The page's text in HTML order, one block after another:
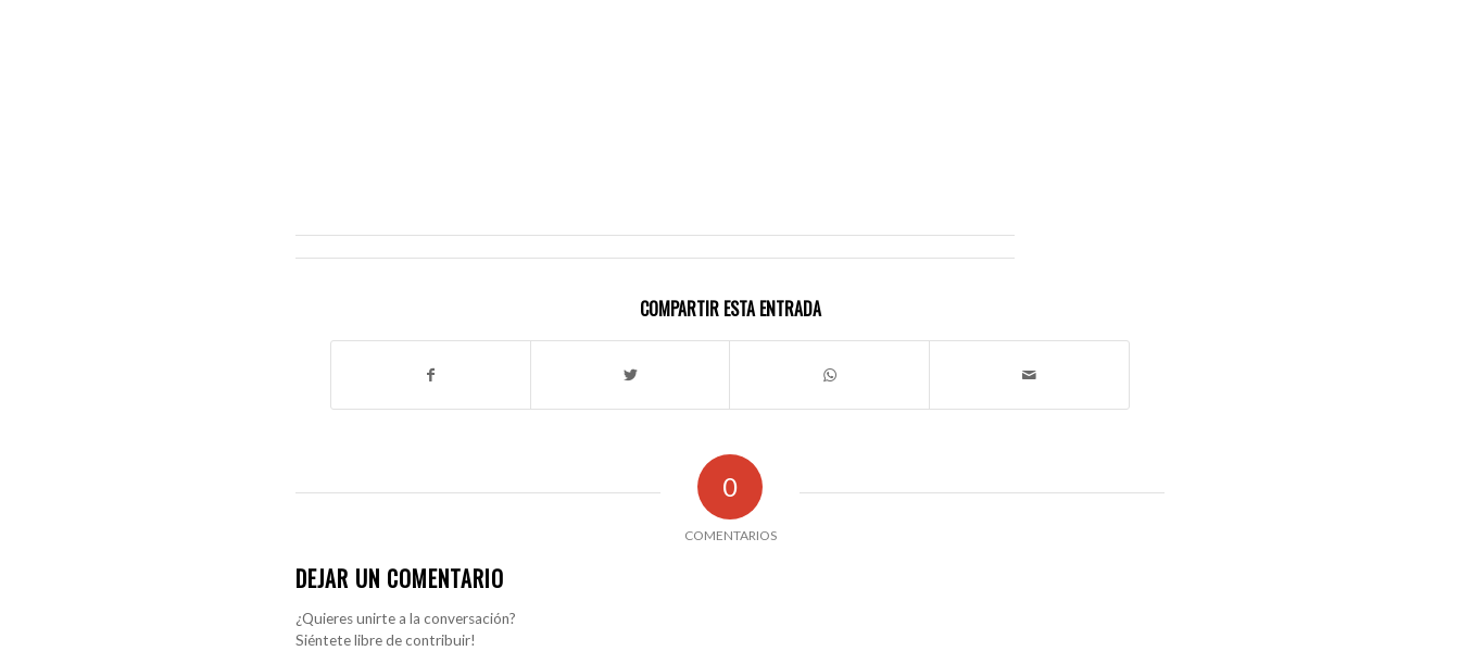
COMPARTIR ESTA ENTRADA
0
COMENTARIOS
DEJAR UN COMENTARIO
¿Quieres unirte a la conversación?
Siéntete libre de contribuir!